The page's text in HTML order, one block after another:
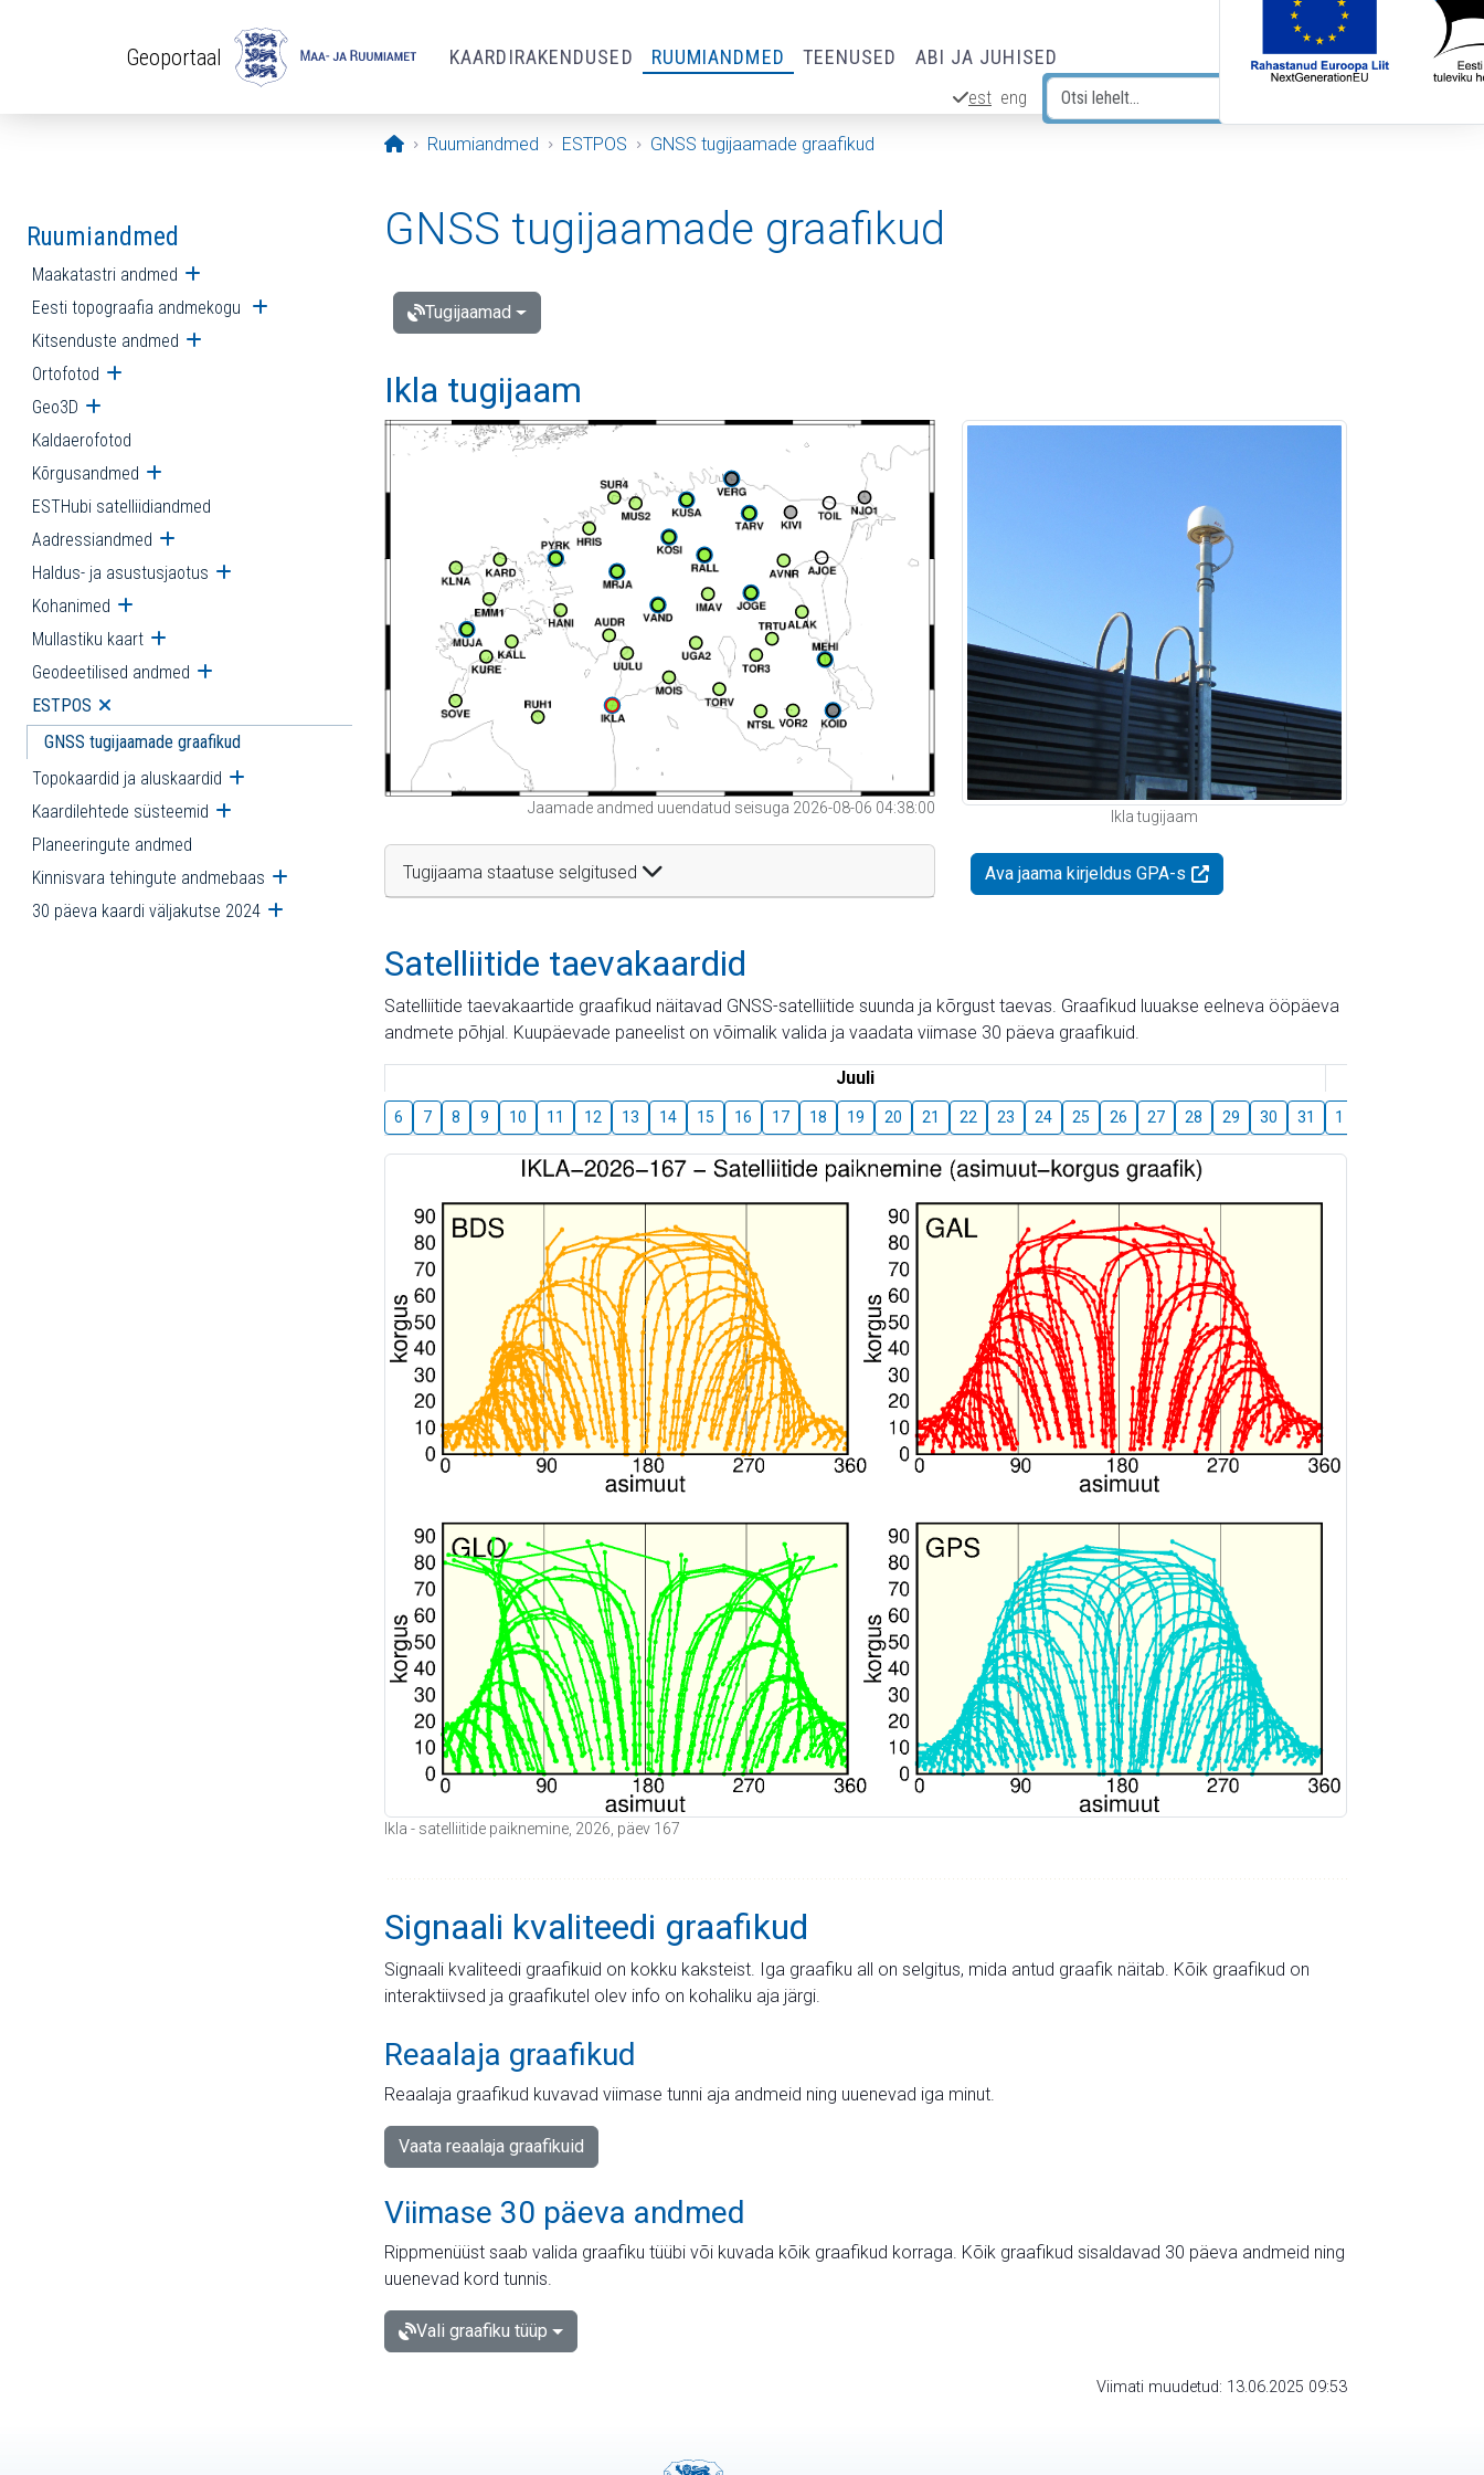
Geoportaal KAARDIRAKENDUSED RUUMIANDMED TEENUSED ABI JA JUHISED
est eng
Avaleht
Ruumiandmed ESTPOS GNSS tugijaamade graafikud
Ruumiandmed
Maakatastri andmed Ava alammenüü
Eesti topograafia andmekogu Ava alammenüü
Kitsenduste andmed Ava alammenüü
Ortofotod Ava alammenüü
Geo3D Ava alammenüü
Kaldaerofotod
Kõrgusandmed Ava alammenüü
ESTHubi satelliidiandmed
Aadressiandmed Ava alammenüü
Haldus- ja asustusjaotus Ava alammenüü
Kohanimed Ava alammenüü
Mullastiku kaart Ava alammenüü
Geodeetilised andmed Ava alammenüü
ESTPOS Ava alammenüü
GNSS tugijaamade graafikud
Topokaardid ja aluskaardid Ava alammenüü
Kaardilehtede süsteemid Ava alammenüü
Planeeringute andmed
Kinnisvara tehingute andmebaas Ava alammenüü
30 päeva kaardi väljakutse 2024 Ava alammenüü
GNSS tugijaamade graafikud
Tugijaamad
Ikla tugijaam
Jaamade andmed uuendatud seisuga 2026-08-06 04:38:00
Tugijaama staatuse selgitused
Ikla tugijaam
Ava jaama kirjeldus GPA-s
Satelliitide taevakaardid
Satelliitide taevakaartide graafikud näitavad GNSS-satelliitide suunda ja kõrgust taevas. Graafikud luuakse eelneva ööpäeva
andmete põhjal. Kuupäevade paneelist on võimalik valida ja vaadata viimase 30 päeva graafikuid.
Juuli
6 7 8 9 10 11 12 13 14 15 16 17 18 19 20 21 22 23 24 25 26 27 28 29 30 31 1
Ikla - satelliitide paiknemine, 2026, päev 167
Signaali kvaliteedi graafikud
Signaali kvaliteedi graafikuid on kokku kaksteist. Iga graafiku all on selgitus, mida antud graafik näitab. Kõik graafikud on
interaktiivsed ja graafikutel olev info on kohaliku aja järgi.
Reaalaja graafikud
Reaalaja graafikud kuvavad viimase tunni aja andmeid ning uuenevad iga minut.
Vaata reaalaja graafikuid
Viimase 30 päeva andmed
Rippmenüüst saab valida graafiku tüübi või kuvada kõik graafikud korraga. Kõik graafikud sisaldavad 30 päeva andmeid ning
uuenevad kord tunnis.
Vali graafiku tüüp
Viimati muudetud: 13.06.2025 09:53